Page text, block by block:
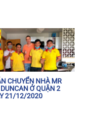
CHUYỂN NHÀ MR
Ở QUẬN 2
21/12/2020